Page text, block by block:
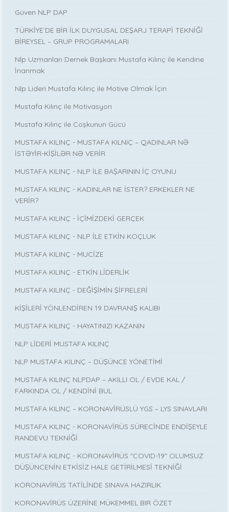
Güven NLP DAP
TÜRKİYE’DE BİR İLK DUYGUSAL DEŞARJ TERAPİ TEKNİĞİ
BİREYSEL – GRUP PROGRAMALARI
Nlp Uzmanları Dernek Başkanı Mustafa Kılınç ile Kendine
İnanmak
Nlp Lideri Mustafa Kılınç ile Motive Olmak İçin
Mustafa Kılınç ile Motivasyon
Mustafa Kılınç ile Coşkunun Gücü
MUSTAFA KILINÇ - MUSTAFA KILNIÇ – QADINLAR NƏ
İSTƏYİR-KİŞİLƏR NƏ VERİR
MUSTAFA KILINÇ - NLP İLE BAŞARININ İÇ OYUNU
MUSTAFA KILINÇ - KADINLAR NE İSTER? ERKEKLER NE
VERİR?
MUSTAFA KILINÇ - İÇİMİZDEKİ GERÇEK
MUSTAFA KILINÇ - NLP İLE ETKİN KOÇLUK
MUSTAFA KILINÇ - MUCİZE
MUSTAFA KILINÇ - ETKİN LİDERLİK
MUSTAFA KILINÇ - DEĞİŞİMİN ŞİFRELERİ
KİŞİLERİ YÖNLENDİREN 19 DAVRANIŞ KALIBI
MUSTAFA KILINÇ - HAYATINIZI KAZANIN
NLP LİDERİ MUSTAFA KILINÇ
NLP MUSTAFA KILINÇ – DÜŞÜNCE YÖNETİMİ
MUSTAFA KILINÇ NLPDAP – AKILLI OL / EVDE KAL /
FARKINDA OL / KENDİNİ BUL
MUSTAFA KILINÇ – KORONAVİRÜSLÜ YGS – LYS SINAVLARI
MUSTAFA KILINÇ - KORONAVİRÜS SÜRECİNDE ENDİŞEYLE
RANDEVU TEKNİĞİ
MUSTAFA KILINÇ - KORONAVİRÜS "COVID-19" OLUMSUZ
DÜŞÜNCENİN ETKİSİZ HALE GETİRİLMESİ TEKNİĞİ
KORONAVİRÜS TATİLİNDE SINAVA HAZIRLIK
KORONAVİRÜS ÜZERİNE MÜKEMMEL BIR ÖZET